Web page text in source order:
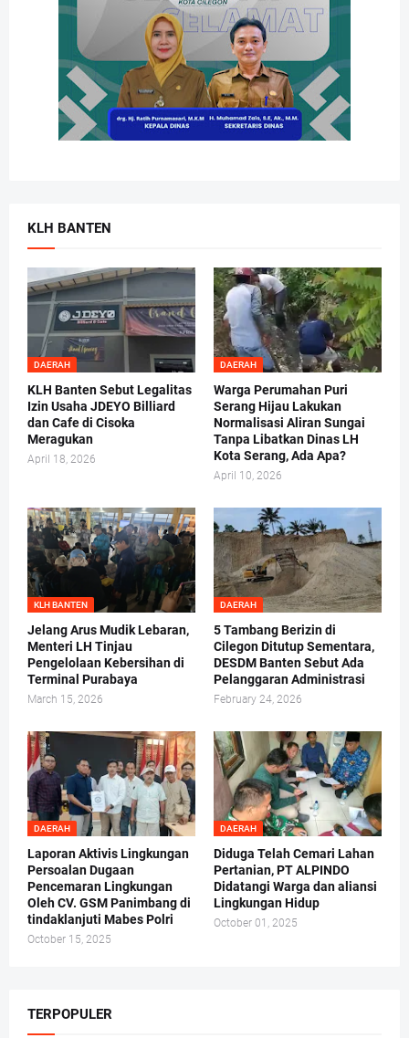
KLH BANTEN
DAERAH
KLH Banten Sebut Legalitas
Izin Usaha JDEYO Billiard
dan Cafe di Cisoka
Meragukan
April 18, 2026
DAERAH
Warga Perumahan Puri
Serang Hijau Lakukan
Normalisasi Aliran Sungai
Tanpa Libatkan Dinas LH
Kota Serang, Ada Apa?
April 10, 2026
KLH BANTEN
Jelang Arus Mudik Lebaran,
Menteri LH Tinjau
Pengelolaan Kebersihan di
Terminal Purabaya
March 15, 2026
DAERAH
5 Tambang Berizin di
Cilegon Ditutup Sementara,
DESDM Banten Sebut Ada
Pelanggaran Administrasi
February 24, 2026
DAERAH
Laporan Aktivis Lingkungan
Persoalan Dugaan
Pencemaran Lingkungan
Oleh CV. GSM Panimbang di
tindaklanjuti Mabes Polri
October 15, 2025
DAERAH
Diduga Telah Cemari Lahan
Pertanian, PT ALPINDO
Didatangi Warga dan aliansi
Lingkungan Hidup
October 01, 2025
TERPOPULER